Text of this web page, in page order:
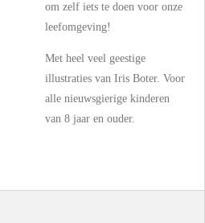
om zelf iets te doen voor onze
leefomgeving!
Met heel veel geestige
illustraties van Iris Boter. Voor
alle nieuwsgierige kinderen
van 8 jaar en ouder.